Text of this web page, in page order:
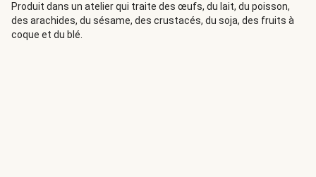
Produit dans un atelier qui traite des œufs, du lait, du poisson,
des arachides, du sésame, des crustacés, du soja, des fruits à
coque et du blé.